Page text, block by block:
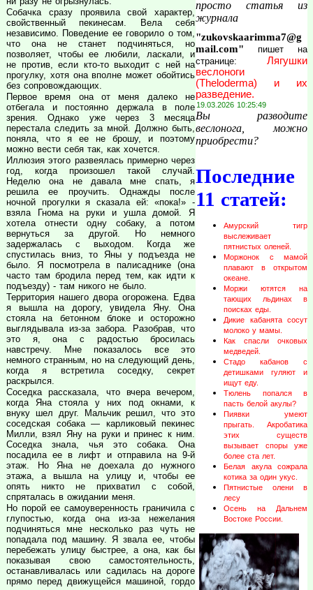
Собачка сразу проявила свой характер,
свойственный пекинесам. Вела себя
независимо. Поведение ее говорило о том,
что она не станет подчиняться, но
позволяет, чтобы ее любили, ласкали, и
не против, если кто-то выходит с ней на
прогулку, хотя она вполне может обойтись
без сопровождающих.
Первое время она от меня далеко не
отбегала и постоянно держала в поле
зрения. Однако уже через 3 месяца
перестала следить за мной. Должно быть,
поняла, что я ее не брошу, и поэтому
можно вести себя так, как хочется.
Иллюзия этого развеялась примерно через
год, когда произошел такой случай.
Неделю она не давала мне спать, я
решила ее проучить. Однажды после
ночной прогулки я сказала ей: «пока!» -
взяла Гнома на руки и ушла домой. Я
хотела отнести одну собаку, а потом
вернуться за другой. Но немного
задержалась с выходом. Когда же
спустилась вниз, то Яны у подъезда не
было. Я посмотрела в палисаднике (она
часто там бродила перед тем, как идти к
подъезду) - там никого не было.
Территория нашего двора огорожена. Едва
я вышла на дорогу, увидела Яну. Она
стояла на бетонном блоке и осторожно
выглядывала из-за забора. Разобрав, что
это я, она с радостью бросилась
навстречу. Мне показалось все это
немного странным, но на следующий день,
когда я встретила соседку, секрет
раскрылся.
Соседка рассказала, что вчера вечером,
когда Яна стояла у них под окнами, к
внуку шел друг. Мальчик решил, что это
соседская собака — карликовый пекинес
Милли, взял Яну на руки и принес к ним.
Соседка знала, чья это собака. Она
посадила ее в лифт и отправила на 9-й
этаж. Но Яна не доехала до нужного
этажа, а вышла на улицу и, чтобы ее
опять никто не прихватил с собой,
спряталась в ожидании меня.
Но порой ее самоуверенность граничила с
глупостью, когда она из-за нежелания
подчиняться мне несколько раз чуть не
попадала под машину. Я звала ее, чтобы
перебежать улицу быстрее, а она, как бы
показывая свою самостоятельность,
останавливалась или садилась на дороге
прямо перед движущейся машиной, гордо
просто статья из
журнала
"zukovskaarimma7@g
mail.com" пишет на
странице: Лягушки
веслоноги
(Theloderma) и их
разведение.
19.03.2026 10:25:49
Вы разводите
веслонога, можно
приобрести?
Последние
11 статей:
Амурский тигр
выслеживает
пятнистых оленей.
Моржонок с мамой
плавают в открытом
океане.
Моржи ютятся на
тающих льдинах в
поисках еды.
Дикие кабанята сосут
молоко у мамы.
Как спасли очковых
медведей.
Стадо кабанов с
детишками гуляют и
ищут еду.
Тюлень попался в
пасть белой акулы?
Пиявки умеют
прыгать. Акробатика
этих существ
вызывает споры уже
более ста лет.
Белая акула сожрала
котика за один укус.
Пятнистые олени в
лесу
Осень на Дальнем
Востоке России.